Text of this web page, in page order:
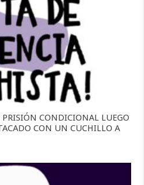
PRISIÓN CONDICIONAL LUEGO
CON UN CUCHILLO A